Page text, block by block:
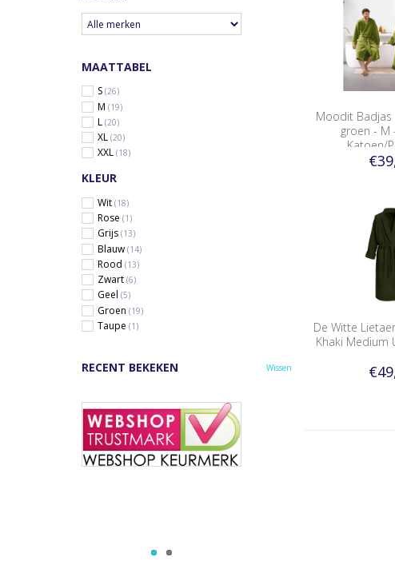
MAATTABEL
S (26)
M (19)
L (20)
XL (20)
XXL (18)
KLEUR
Wit (18)
Rose (1)
Grijs (13)
Blauw (14)
Rood (13)
Zwart (6)
Geel (5)
Groen (19)
Taupe (1)
RECENT BEKEKEN Wissen
Moodit Badjas
groen - M
Katoen/
De Witte
Khaki Medium